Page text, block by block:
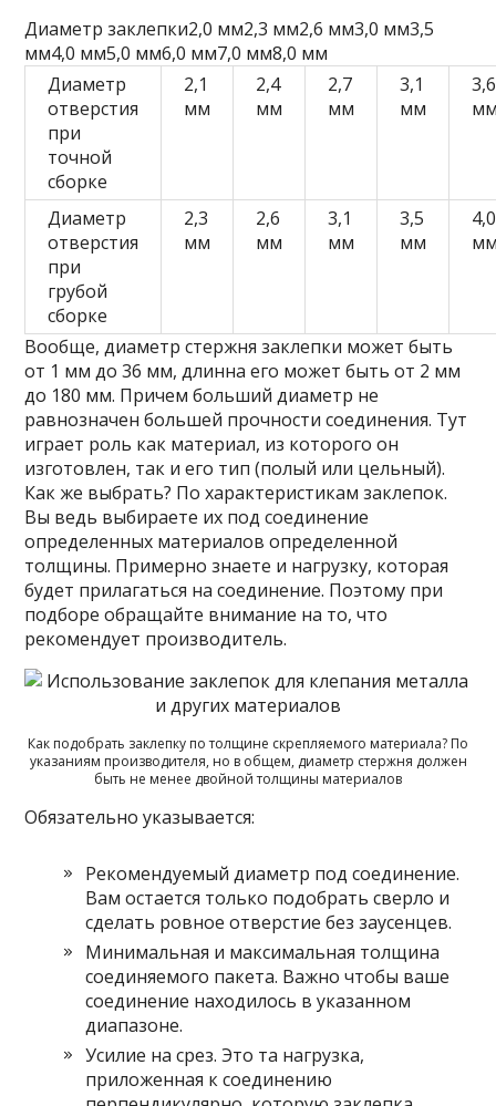
Диаметр заклепки2,0 мм2,3 мм2,6 мм3,0 мм3,5
мм4,0 мм5,0 мм6,0 мм7,0 мм8,0 мм
Диаметр
отверстия
при
точной
сборке
2,1
мм
2,4
мм
2,7
мм
3,1
мм
3,6
Диаметр
отверстия
при
грубой
сборке
2,3
мм
2,6
мм
3,1
мм
3,5
мм
4,0
Вообще, диаметр стержня заклепки может быть
от 1 мм до 36 мм, длинна его может быть от 2 мм
до 180 мм. Причем больший диаметр не
равнозначен большей прочности соединения. Тут
играет роль как материал, из которого он
изготовлен, так и его тип (полый или цельный).
Как же выбрать? По характеристикам заклепок.
Вы ведь выбираете их под соединение
определенных материалов определенной
толщины. Примерно знаете и нагрузку, которая
будет прилагаться на соединение. Поэтому при
подборе обращайте внимание на то, что
рекомендует производитель.
Как подобрать заклепку по толщине скрепляемого материала? По
указаниям производителя, но в общем, диаметр стержня должен
быть не менее двойной толщины материалов
Обязательно указывается:
Рекомендуемый диаметр под соединение.
Вам остается только подобрать сверло и
сделать ровное отверстие без заусенцев.
Минимальная и максимальная толщина
соединяемого пакета. Важно чтобы ваше
соединение находилось в указанном
диапазоне.
Усилие на срез. Это та нагрузка,
приложенная к соединению